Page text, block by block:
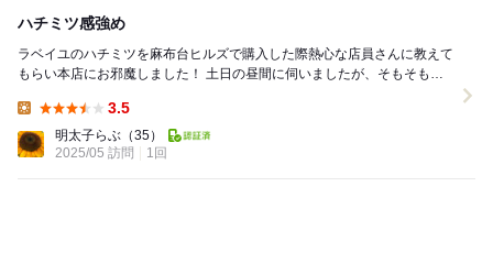
ハチミツ感強め
ラベイユのハチミツを麻布台ヒルズで購入した際熱心な店員さんに教えて
もらい本店にお邪魔しました！ 土日の昼間に伺いましたが、そもそも店
3.5
明太子らぶ （35）
2025/05 訪問
1回